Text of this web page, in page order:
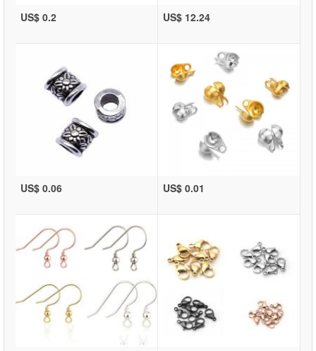
US$ 0.2 US$ 12.24
US$ 0.06 US$ 0.01